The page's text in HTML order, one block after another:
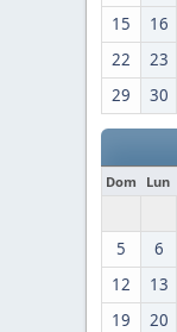
15
16
22
23
29
30
Dom Lun
5
6
12
13
19
20